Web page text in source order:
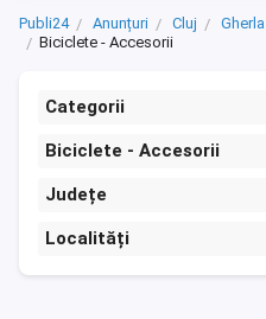
Publi24 Anunțuri Cluj Gherla
Biciclete - Accesorii
Categorii
Biciclete - Accesorii
Județe
Localități